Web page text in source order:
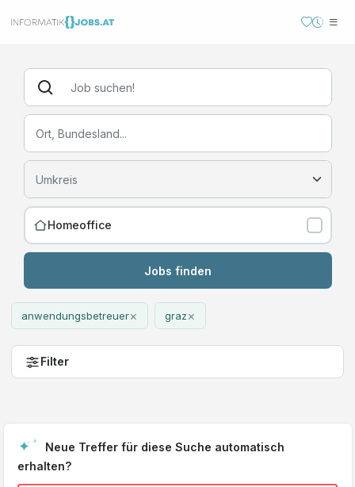
Homeoffice
Jobs finden
anwendungsbetreuer× graz×
Filter
Neue Treffer für diese Suche automatisch
erhalten?